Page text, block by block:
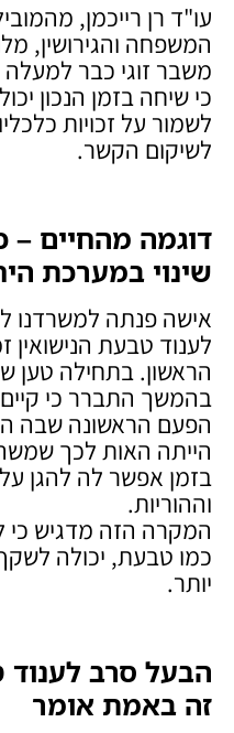
עו"ד רן רייכמן,
המשפחה והגירושין,
כי שיחה בזמן הנכון
לשמור על זכויות
לשיקום הקשר.
דוגמה מהחיים
שינוי במערכת
אישה פנתה למשרדנו
לענוד טבעת
הראשון. בתחילה טען
בהמשך התברר כי קיים
הפעם הראשונה שבה
הייתה האות לכך
בזמן אפשר לה להגן על
וההוריות.
המקרה הזה מדגיש כי
כמו טבעת, יכולה
יותר.
הבעל סרב לענוד
זה באמת אומר